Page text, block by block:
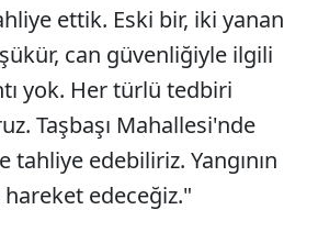
ettik. Eski bir, iki yanan
can güvenliğiyle ilgili
yok. Her türlü tedbiri
Taşbaşı Mahallesi'nde
tahliye edebiliriz. Yangının
edeceğiz."